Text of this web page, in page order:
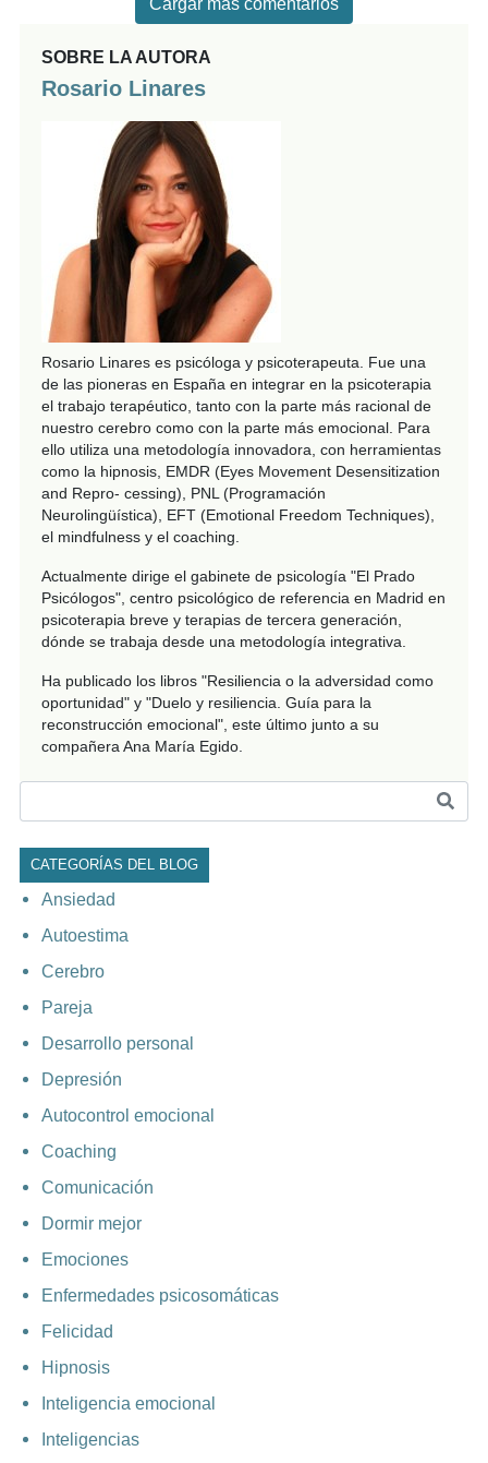
SOBRE LA AUTORA
Rosario Linares
Rosario Linares es psicóloga y psicoterapeuta. Fue una
de las pioneras en España en integrar en la psicoterapia
el trabajo terapéutico, tanto con la parte más racional de
nuestro cerebro como con la parte más emocional. Para
ello utiliza una metodología innovadora, con herramientas
como la hipnosis, EMDR (Eyes Movement Desensitization
and Repro- cessing), PNL (Programación
Neurolingüística), EFT (Emotional Freedom Techniques),
el mindfulness y el coaching.
Actualmente dirige el gabinete de psicología "El Prado
Psicólogos", centro psicológico de referencia en Madrid en
psicoterapia breve y terapias de tercera generación,
dónde se trabaja desde una metodología integrativa.
Ha publicado los libros "Resiliencia o la adversidad como
oportunidad" y "Duelo y resiliencia. Guía para la
reconstrucción emocional", este último junto a su
compañera Ana María Egido.
CATEGORÍAS DEL BLOG
Ansiedad
Autoestima
Cerebro
Pareja
Desarrollo personal
Depresión
Autocontrol emocional
Coaching
Comunicación
Dormir mejor
Emociones
Enfermedades psicosomáticas
Felicidad
Hipnosis
Inteligencia emocional
Inteligencias